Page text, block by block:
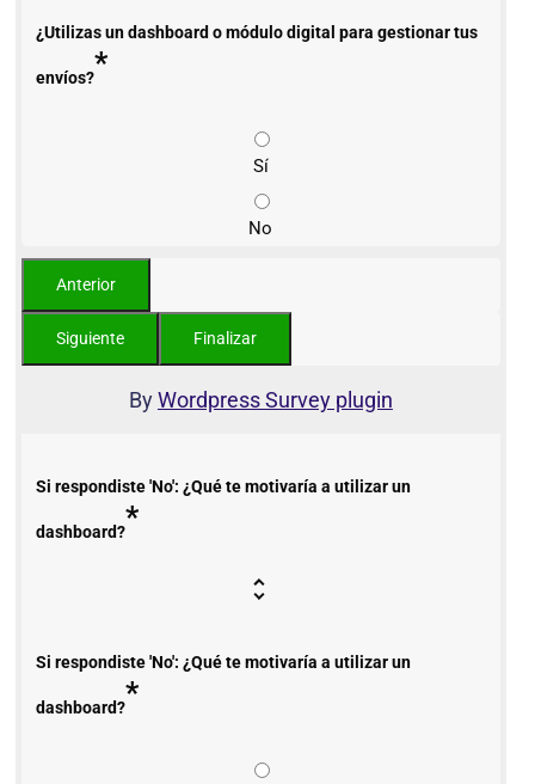
¿Utilizas un dashboard o módulo digital para gestionar tus
envíos?*
Sí
No
ByWordpress Survey plugin
Si respondiste 'No': ¿Qué te motivaría a utilizar un
dashboard?*
Si respondiste 'No': ¿Qué te motivaría a utilizar un
dashboard?*